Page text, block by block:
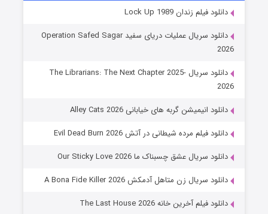
شوهر
عملیات آپارتمان
قسمت۲ (زیرنویس) منتشر شد
دانلود فیلم زندان Lock Up 1989
دانلود سریال عملیات دریای سفید Operation Safed Sagar
2026
دانلود سریال The Librarians: The Next Chapter 2025-
2026
دانلود انیمیشن گربه های خیابانی Alley Cats 2026
دانلود فیلم مرده شیطانی در آتش Evil Dead Burn 2026
دانلود سریال عشق چسبناک ما Our Sticky Love 2026
دانلود سریال زن متاهل آدمکش A Bona Fide Killer 2026
دانلود فیلم آخرین خانه The Last House 2026